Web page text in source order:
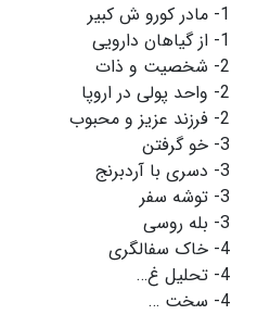
1- مادر کورو ش کبیر
1- از گیاهان دارویی
2- شخصیت و ذات
2- واحد پولی در اروپا
2- فرزند عزیز و محبوب
3- خو گرفتن
3- دسری با آردبرنج
3- توشه سفر
3- بله روسی
4- خاک سفالگری
4- تحلیل غ…
4- سخت …